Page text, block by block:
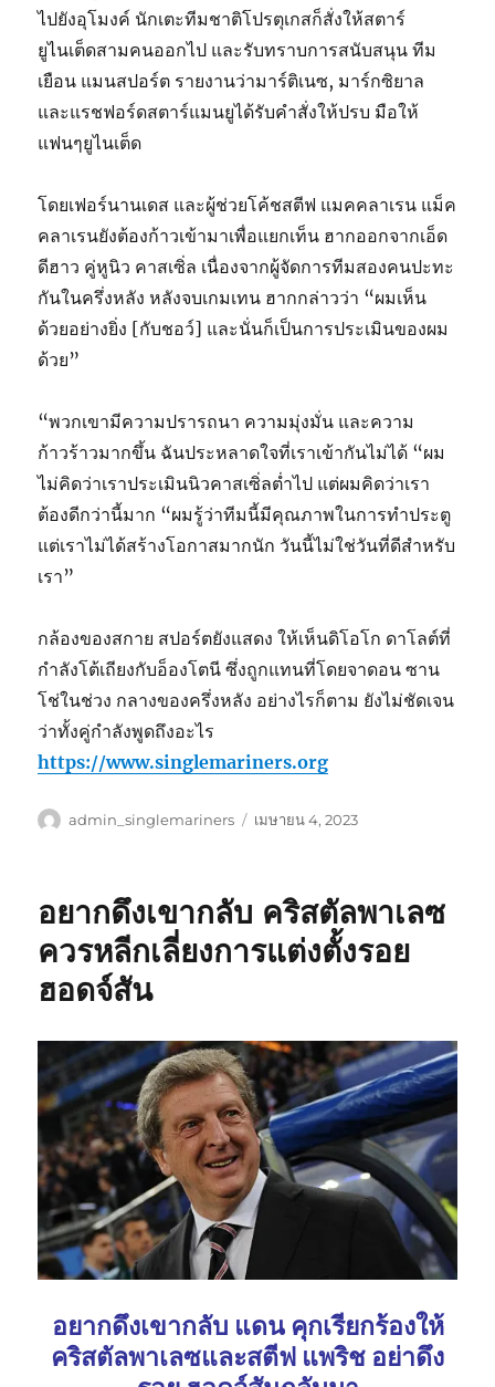
ไปยังอุโมงค์ นักเตะทีมชาติโปรตุเกสก็สั่งให้สตาร์
ยูไนเต็ดสามคนออกไป และรับทราบการสนับสนุน ทีม
เยือน แมนสปอร์ต รายงานว่ามาร์ติเนซ, มาร์กซิยาล
และแรชฟอร์ดสตาร์แมนยูได้รับคำสั่งให้ปรบ มือให้
แฟนๆยูไนเต็ด
โดยเฟอร์นานเดส และผู้ช่วยโค้ชสตีฟ แมคคลาเรน แม็ค
คลาเรนยังต้องก้าวเข้ามาเพื่อแยกเท็น ฮากออกจากเอ็ด
ดีฮาว คู่หูนิว คาสเซิ่ล เนื่องจากผู้จัดการทีมสองคนปะทะ
กันในครึ่งหลัง หลังจบเกมเทน ฮากกล่าวว่า “ผมเห็น
ด้วยอย่างยิ่ง [กับชอว์] และนั่นก็เป็นการประเมินของผม
ด้วย”
“พวกเขามีความปรารถนา ความมุ่งมั่น และความ
ก้าวร้าวมากขึ้น ฉันประหลาดใจที่เราเข้ากันไม่ได้ “ผม
ไม่คิดว่าเราประเมินนิวคาสเซิ่ลต่ำไป แต่ผมคิดว่าเรา
ต้องดีกว่านี้มาก “ผมรู้ว่าทีมนี้มีคุณภาพในการทำประตู
แต่เราไม่ได้สร้างโอกาสมากนัก วันนี้ไม่ใช่วันที่ดีสำหรับ
เรา”
กล้องของสกาย สปอร์ตยังแสดง ให้เห็นดิโอโก ดาโลต์ที่
กำลังโต้เถียงกับอ็องโตนี ซึ่งถูกแทนที่โดยจาดอน ซาน
โช่ในช่วง กลางของครึ่งหลัง อย่างไรก็ตาม ยังไม่ชัดเจน
ว่าทั้งคู่กำลังพูดถึงอะไร
https://www.singlemariners.org
ผู้
admin_singlemariners
เขียน
เมษายน 4, 2023
อยากดึงเขากลับ คริสตัลพาเลซ
ควรหลีกเลี่ยงการแต่งตั้งรอย
ฮอดจ์สัน
อยากดึงเขากลับ แดน คุกเรียกร้องให้
คริสตัลพาเลซและสตีฟ แพริช อย่าดึง